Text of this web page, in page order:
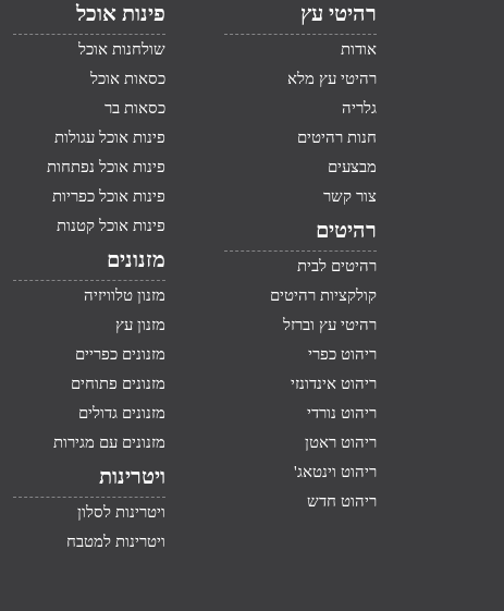
רהיטי עץ
אודות
רהיטי עץ מלא
גלריה
חנות רהיטים
מבצעים
צור קשר
רהיטים
רהיטים לבית
קולקציות רהיטים
רהיטי עץ וברזל
ריהוט כפרי
ריהוט אינדונזי
ריהוט נורדי
ריהוט ראטן
ריהוט וינטאג'
ריהוט חדש
פינות אוכל
שולחנות אוכל
כסאות אוכל
כסאות בר
פינות אוכל עגולות
פינות אוכל נפתחות
פינות אוכל כפריות
פינות אוכל קטנות
מזנונים
מזנון טלוויזיה
מזנון עץ
מזנונים כפריים
מזנונים פתוחים
מזנונים גדולים
מזנונים עם מגירות
ויטרינות
ויטרינות לסלון
ויטרינות למטבח